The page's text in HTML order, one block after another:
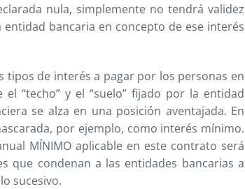
nula, simplemente no tendrá validez
bancaria en concepto de ese interés
tipos de interés a pagar por los personas en
“techo” y el “suelo” fijado por la entidad
se alza en una posición aventajada. En
por ejemplo, como interés mínimo.
MÍNIMO aplicable en este contrato será
que condenan a las entidades bancarias a
sucesivo.